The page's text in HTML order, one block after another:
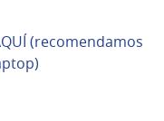
(recomendamos